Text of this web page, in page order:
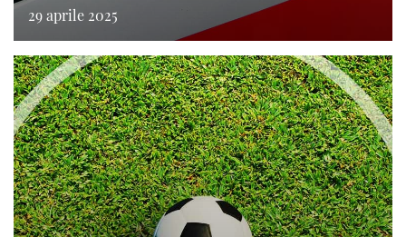
29 aprile 2025